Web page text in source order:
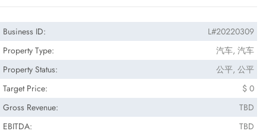
Business ID:
L#20220309
Property Type:
汽车, 汽车
Property Status:
公平, 公平
Target Price:
$ 0
Gross Revenue:
TBD
EBITDA:
TBD